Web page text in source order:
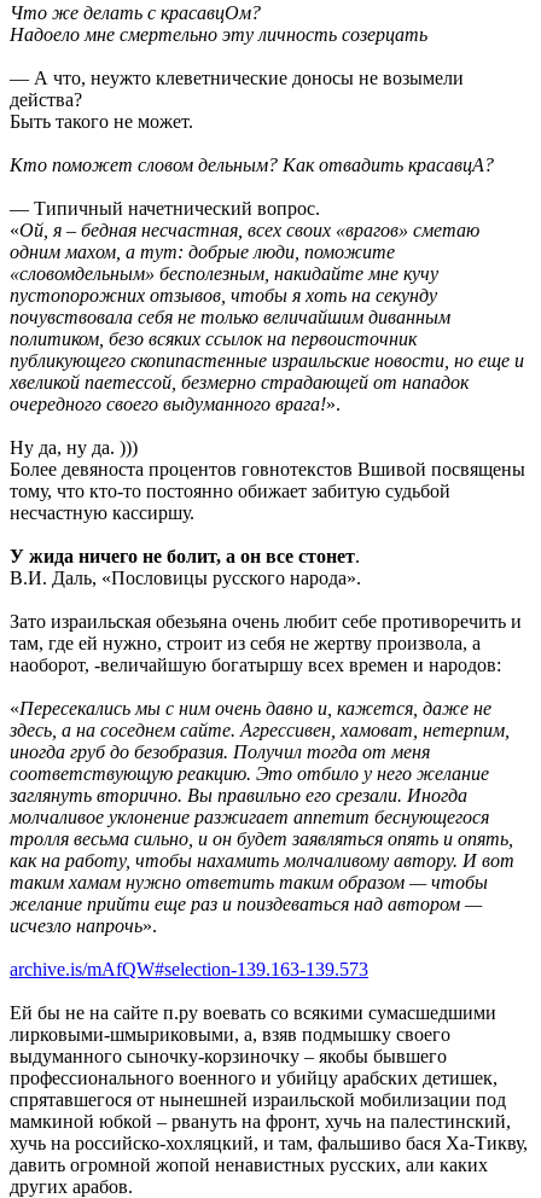
Что же делать с красавцОм?
Надоело мне смертельно эту личность созерцать
— А что, неужто клеветнические доносы не возымели
действа?
Быть такого не может.
Кто поможет словом дельным? Как отвадить красавцА?
— Типичный начетнический вопрос.
«Ой, я – бедная несчастная, всех своих «врагов» сметаю
одним махом, а тут: добрые люди, поможите
«словомдельным» бесполезным, накидайте мне кучу
пустопорожних отзывов, чтобы я хоть на секунду
почувствовала себя не только величайшим диванным
политиком, безо всяких ссылок на первоисточник
публикующего скопипастенные израильские новости, но еще и
хвеликой паетессой, безмерно страдающей от нападок
очередного своего выдуманного врага!».
Ну да, ну да. )))
Более девяноста процентов говнотекстов Вшивой посвящены
тому, что кто-то постоянно обижает забитую судьбой
несчастную кассиршу.
У жида ничего не болит, а он все стонет.
В.И. Даль, «Пословицы русского народа».
Зато израильская обезьяна очень любит себе противоречить и
там, где ей нужно, строит из себя не жертву произвола, а
наоборот, -величайшую богатыршу всех времен и народов:
«Пересекались мы с ним очень давно и, кажется, даже не
здесь, а на соседнем сайте. Агрессивен, хамоват, нетерпим,
иногда груб до безобразия. Получил тогда от меня
соответствующую реакцию. Это отбило у него желание
заглянуть вторично. Вы правильно его срезали. Иногда
молчаливое уклонение разжигает аппетит беснующегося
тролля весьма сильно, и он будет заявляться опять и опять,
как на работу, чтобы нахамить молчаливому автору. И вот
таким хамам нужно ответить таким образом — чтобы
желание прийти еще раз и поиздеваться над автором —
исчезло напрочь».
archive.is/mAfQW#selection-139.163-139.573
Ей бы не на сайте п.ру воевать со всякими сумасшедшими
лирковыми-шмыриковыми, а, взяв подмышку своего
выдуманного сыночку-корзиночку – якобы бывшего
профессионального военного и убийцу арабских детишек,
спрятавшегося от нынешней израильской мобилизации под
мамкиной юбкой – рвануть на фронт, хучь на палестинский,
хучь на российско-хохляцкий, и там, фальшиво бася Ха-Тикву,
давить огромной жопой ненавистных русских, али каких
других арабов.